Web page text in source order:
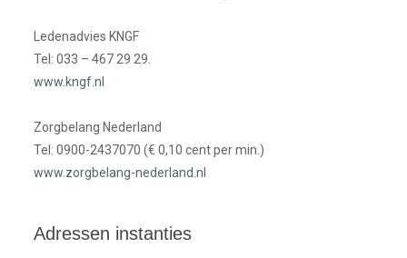
Ledenadvies KNGF
Tel: 033 – 467 29 29.
www.kngf.nl
Zorgbelang Nederland
Tel: 0900-2437070 (€ 0,10 cent per min.)
www.zorgbelang-nederland.nl
Adressen instanties